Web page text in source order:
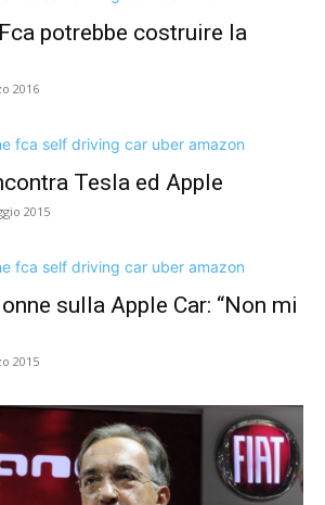
potrebbe costruire la
2016
Tesla ed Apple
2015
sulla Apple Car: “Non mi
2015